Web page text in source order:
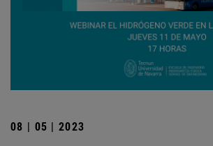
08 | 05 | 2023